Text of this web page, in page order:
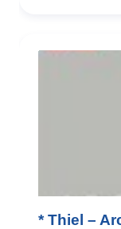
* Thiel –